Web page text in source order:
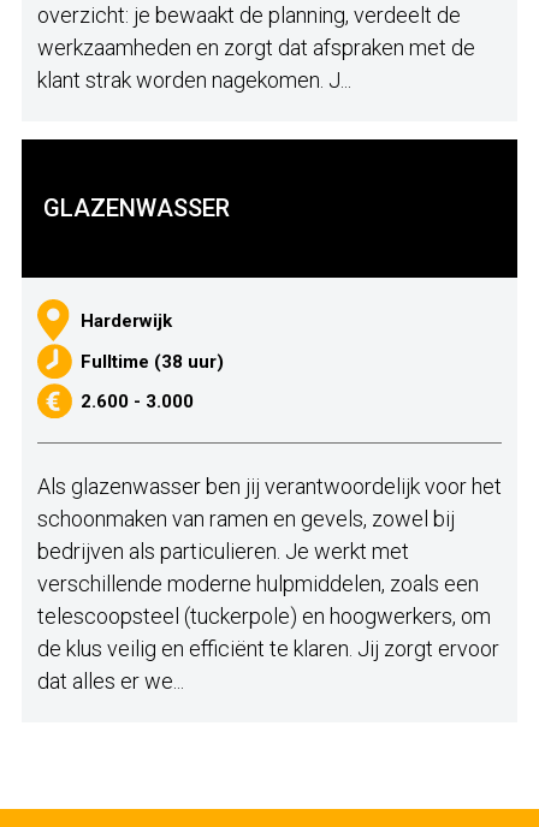
overzicht: je bewaakt de planning, verdeelt de
werkzaamheden en zorgt dat afspraken met de
klant strak worden nagekomen. J...
GLAZENWASSER
Harderwijk
Fulltime (38 uur)
2.600 - 3.000
Als glazenwasser ben jij verantwoordelijk voor het
schoonmaken van ramen en gevels, zowel bij
bedrijven als particulieren. Je werkt met
verschillende moderne hulpmiddelen, zoals een
telescoopsteel (tuckerpole) en hoogwerkers, om
de klus veilig en efficiënt te klaren. Jij zorgt ervoor
dat alles er we...